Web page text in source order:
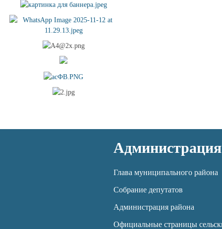
Администрация
Глава муниципального района
Собрание депутатов
Администрация района
Официальные страницы